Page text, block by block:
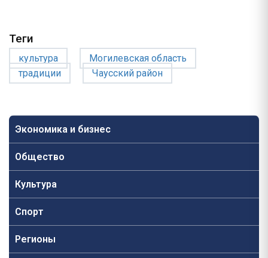
Экономика и бизнес
Общество
Культура
Спорт
Регионы
Теги
культура
Могилевская область
традиции
Чаусский район